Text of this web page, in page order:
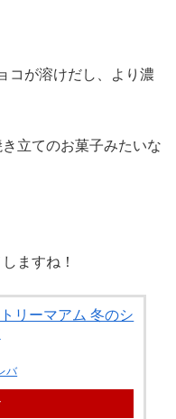
コが溶けだし、より濃
立てのお菓子みたいな
ますね！
リーマアム 冬のシ
バ